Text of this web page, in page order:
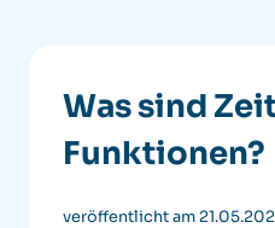
Was sind
Funktionen?
veröffentlicht am